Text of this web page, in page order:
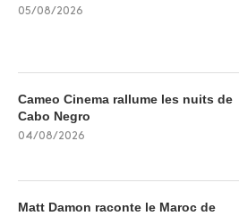
05/08/2026
Cameo Cinema rallume les nuits de
Cabo Negro
04/08/2026
Matt Damon raconte le Maroc de